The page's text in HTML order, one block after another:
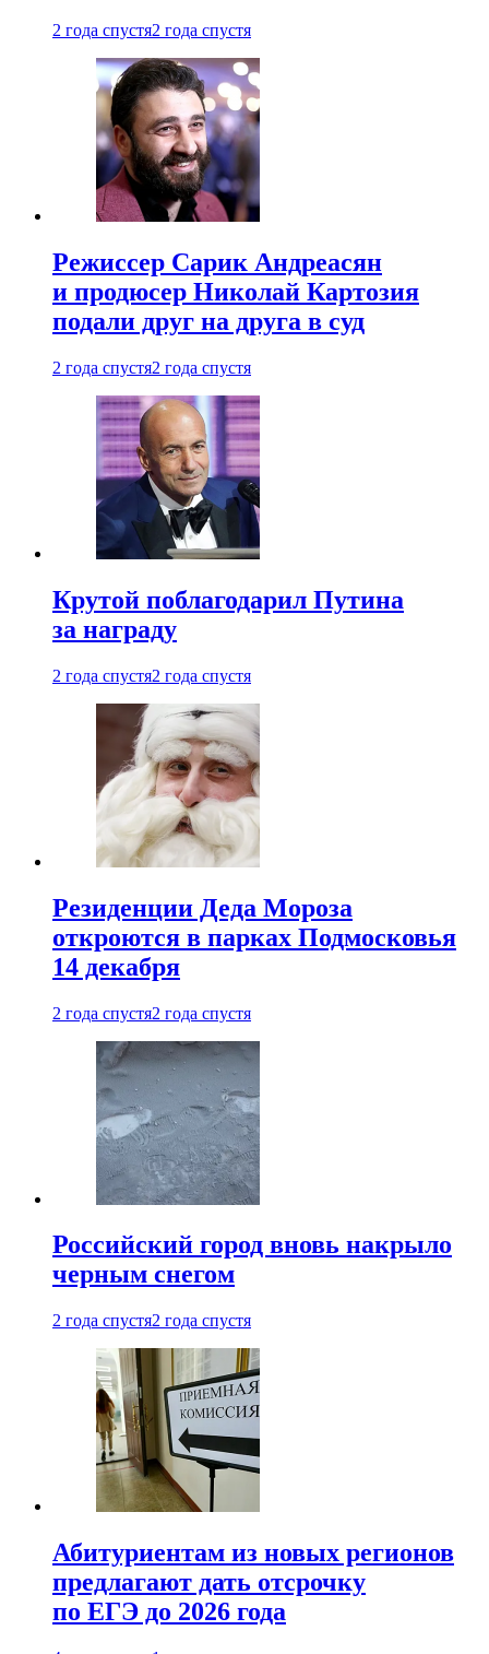
2 года спустя2 года спустя
Режиссер Сарик Андреасян
и продюсер Николай Картозия
подали друг на друга в суд
2 года спустя2 года спустя
Крутой поблагодарил Путина
за награду
2 года спустя2 года спустя
Резиденции Деда Мороза
откроются в парках Подмосковья
14 декабря
2 года спустя2 года спустя
Российский город вновь накрыло
черным снегом
2 года спустя2 года спустя
Абитуриентам из новых регионов
предлагают дать отсрочку
по ЕГЭ до 2026 года